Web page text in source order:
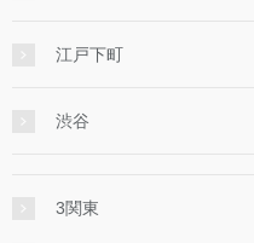
江戸下町
渋谷
3関東